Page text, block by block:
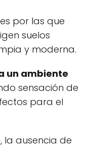
por las que
suelos
y moderna.
un ambiente
sensación de
para el
la ausencia de